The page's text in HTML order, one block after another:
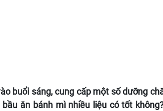
buổi sáng, cung cấp một số dưỡng
ăn bánh mì nhiều liệu có tốt